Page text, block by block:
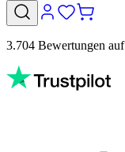
3.704 Bewertungen auf